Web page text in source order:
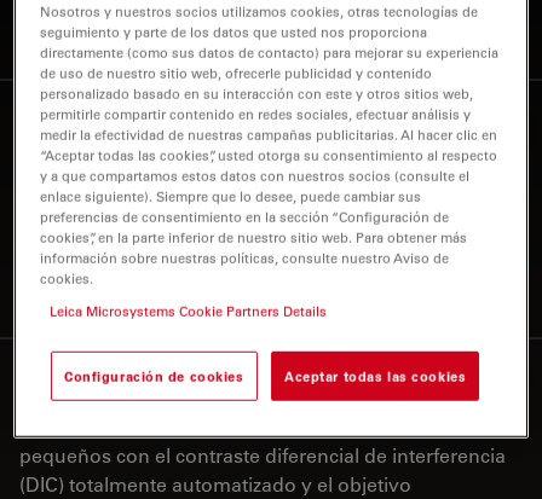
a distancia Leica SmartMove
¡Encienda la luz!
La iluminación LED contribuye a los
resultados reproducibles; tanto si trabaja con campo
claro (BF) como con campo oscuro de alta definición
(HDF), contraste diferencial de interferencia (DIC),
fluorescencia (FL) o polarización (POL)
Precisión total
pequeños con el contraste diferencial de interferencia
(DIC) totalmente automatizado y el objetivo
Nosotros y nuestros socios utilizamos cookies, otras tecnologías de
seguimiento y parte de los datos que usted nos proporciona
directamente (como sus datos de contacto) para mejorar su experiencia
de uso de nuestro sitio web, ofrecerle publicidad y contenido
personalizado basado en su interacción con este y otros sitios web,
permitirle compartir contenido en redes sociales, efectuar análisis y
medir la efectividad de nuestras campañas publicitarias. Al hacer clic en
“Aceptar todas las cookies”, usted otorga su consentimiento al respecto
y a que compartamos estos datos con nuestros socios (consulte el
enlace siguiente). Siempre que lo desee, puede cambiar sus
preferencias de consentimiento en la sección “Configuración de
cookies”, en la parte inferior de nuestro sitio web. Para obtener más
información sobre nuestras políticas, consulte nuestro Aviso de
cookies.
Leica Microsystems Cookie Partners Details
Configuración de cookies Aceptar todas las cookies